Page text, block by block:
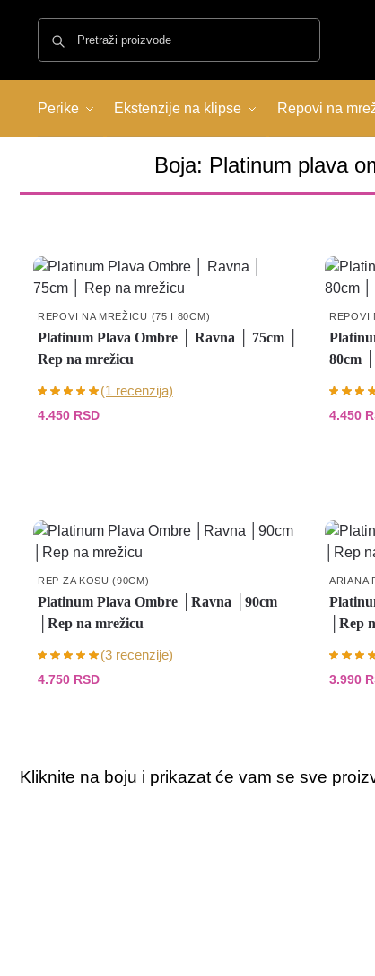
Perike Ekstenzije na klipse Repovi na
Boja: Platinum plava
REPOVI NA MREŽICU (75 I 80CM)
Platinum Plava Ombre │ Ravna │ 75cm │
Rep na mrežicu
(1 recenzija)
4.450 RSD
REPOVI
80cm
4.450
REP ZA KOSU (90CM)
Platinum Plava Ombre │Ravna │90cm
│Rep na mrežicu
(3 recenzije)
4.750 RSD
ARIANA
│Rep
3.990
Kliknite na boju i prikazat će vam se sve